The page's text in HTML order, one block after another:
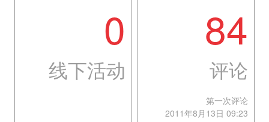
0
线下活动
84
评论
第一次评论
2011年8月13日 09:23